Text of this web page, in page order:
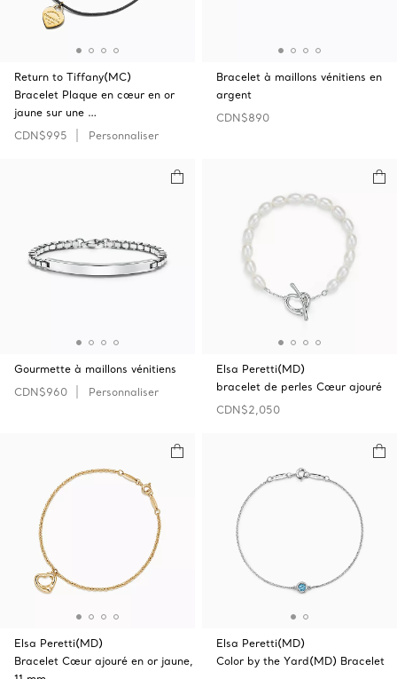
Return to Tiffany(MC)
Bracelet Plaque en cœur en or
jaune sur une …
CDN$995
Personnaliser
Bracelet à maillons vénitiens en
argent
CDN$890
Gourmette à maillons vénitiens
CDN$960
Personnaliser
Elsa Peretti(MD)
bracelet de perles Cœur ajouré
CDN$2,050
Elsa Peretti(MD)
Bracelet Cœur ajouré en or jaune,
Elsa Peretti(MD)
Color by the Yard(MD) Bracelet